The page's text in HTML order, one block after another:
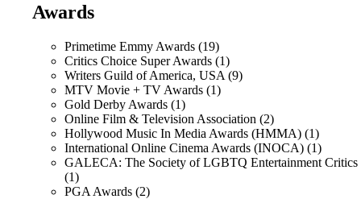
Awards
Primetime Emmy Awards (19)
Critics Choice Super Awards (1)
Writers Guild of America, USA (9)
MTV Movie + TV Awards (1)
Gold Derby Awards (1)
Online Film & Television Association (2)
Hollywood Music In Media Awards (HMMA) (1)
International Online Cinema Awards (INOCA) (1)
GALECA: The Society of LGBTQ Entertainment Critics
(1)
PGA Awards (2)